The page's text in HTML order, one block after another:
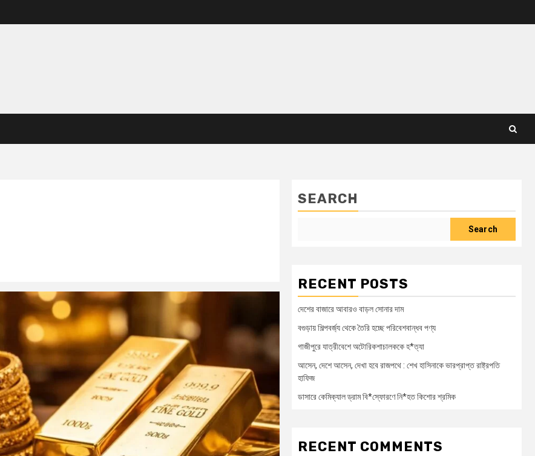
SEARCH
Search
RECENT POSTS
দেশের বাজারে আবারও বাড়ল সোনার দাম
বগুড়ায় শিল্পবর্জ্য থেকে তৈরি হচ্ছে পরিবেশবান্ধব পণ্য
গাজীপুরে যাত্রীবেশে অটোরিকশাচালককে হ*ত্যা
আসেন, দেশে আসেন, দেখা হবে রাজপথে : শেখ হাসিনাকে ভারপ্রাপ্ত রাষ্ট্রপতি
হাফিজ
ডাসারে কেমিক্যাল ড্রাম বি*স্ফোরণে নি*হত কিশোর শ্রমিক
RECENT COMMENTS